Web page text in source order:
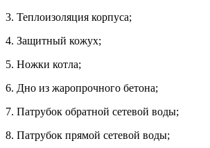
3. Теплоизоляция корпуса;
4. Защитный кожух;
5. Ножки котла;
6. Дно из жаропрочного бетона;
7. Патрубок обратной сетевой воды;
8. Патрубок прямой сетевой воды;